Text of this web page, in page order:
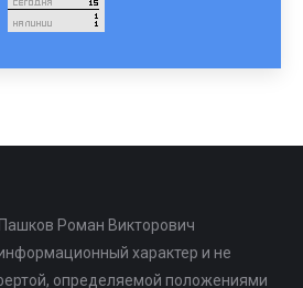
Роман Викторович
характер и не
определяемой положениями